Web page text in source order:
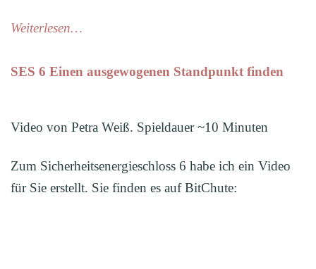
Weiterlesen…
SES 6 Einen ausgewogenen Standpunkt finden
Video von Petra Weiß. Spieldauer ~10 Minuten
Zum Sicherheitsenergieschloss 6 habe ich ein Video
für Sie erstellt. Sie finden es auf BitChute: